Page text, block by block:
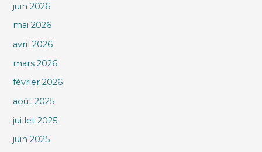
juin 2026
mai 2026
avril 2026
mars 2026
février 2026
août 2025
juillet 2025
juin 2025